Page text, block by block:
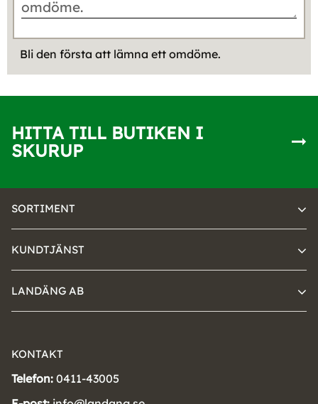
Bli den första att lämna ett omdöme.
HITTA TILL BUTIKEN I
SKURUP
SORTIMENT
KUNDTJÄNST
LANDÄNG AB
KONTAKT
Telefon: 0411-43005